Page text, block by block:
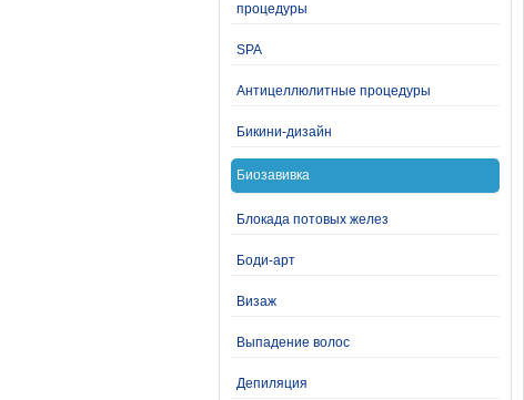
процедуры
SPA
Антицеллюлитные процедуры
Бикини-дизайн
Биозавивка
Блокада потовых желез
Боди-арт
Визаж
Выпадение волос
Депиляция